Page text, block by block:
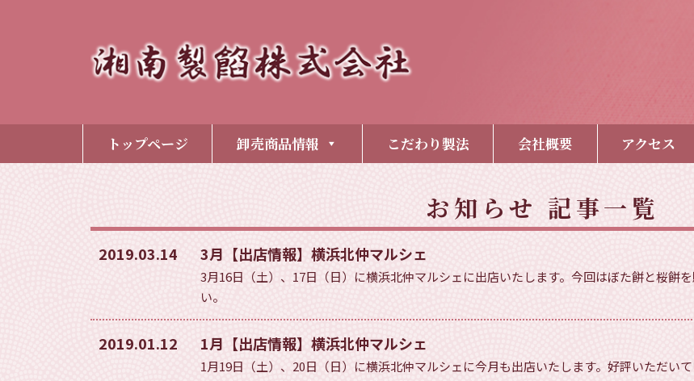
トップページ 卸売商品情報 こだわり製法 会社概要 アクセス
お知らせ 記事一覧
2019.03.14 3月【出店情報】横浜北仲マルシェ
3月16日（土）、17日（日）に横浜北仲マルシェに出店いたします。今回はぼた餅と桜餅
い。
2019.01.12 1月【出店情報】横浜北仲マルシェ
1月19日（土）、20日（日）に横浜北仲マルシェに今月も出店いたします。好評いただい